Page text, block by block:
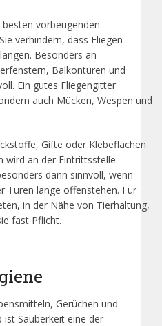
vorbeugenden
verhindern, dass Fliegen
Besonders an
Balkontüren und
Ein gutes Fliegengitter
auch Mücken, Wespen und
Gifte oder Klebeflächen
wird an der Eintrittsstelle
dann sinnvoll, wenn
Türen lange offenstehen. Für
in der Nähe von Tierhaltung,
fast Pflicht.
Gerüchen und
ist Sauberkeit eine der